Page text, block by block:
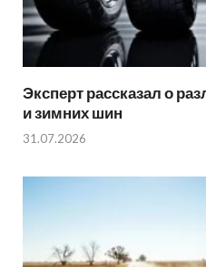
Эксперт рассказал о
и зимних шин
31.07.2026